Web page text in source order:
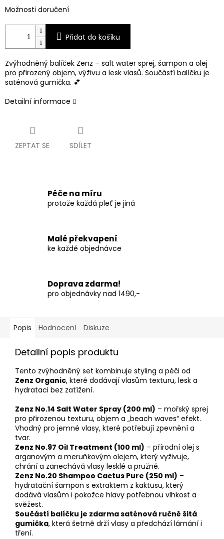
Možnosti doručení
Přidat do košíku
Zvýhodněný balíček Zenz – salt water sprej, šampon a olej
pro přirozený objem, výživu a lesk vlasů. Součástí balíčku je
saténová gumička. 💕
Detailní informace
ZEPTAT SE SDÍLET
Péče na míru
protože každá pleť je jiná
Malé překvapení
ke každé objednávce
Doprava zdarma!
pro objednávky nad 1490,-
Popis Hodnocení Diskuze
Detailní popis produktu
Tento zvýhodněný set kombinuje styling a péči od
Zenz Organic, které dodávají vlasům texturu, lesk a
hydrataci bez zatížení.
Zenz No.14 Salt Water Spray (200 ml) – mořský sprej
pro přirozenou texturu, objem a „beach waves“ efekt.
Vhodný pro jemné vlasy, které potřebují zpevnění a
tvar.
Zenz No.97 Oil Treatment (100 ml) – přírodní olej s
arganovým a meruňkovým olejem, který vyživuje,
chrání a zanechává vlasy lesklé a pružné.
Zenz No.20 Shampoo Cactus Pure (250 ml) –
hydratační šampon s extraktem z kaktusu, který
dodává vlasům i pokožce hlavy potřebnou vlhkost a
svěžest.
Součástí balíčku je zdarma saténová ručně šitá
gumička, která šetrně drží vlasy a předchází lámání i
tření.